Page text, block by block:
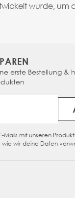
wurde,
Bestellung &
mit unseren
wie wir deine Daten